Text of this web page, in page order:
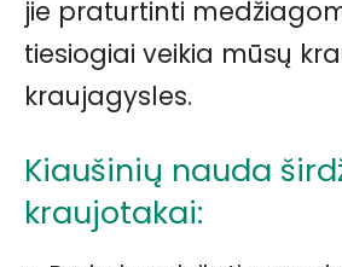
jie praturtinti
tiesiogiai veikia mūsų
kraujagysles.
Kiaušinių nauda
kraujotakai: